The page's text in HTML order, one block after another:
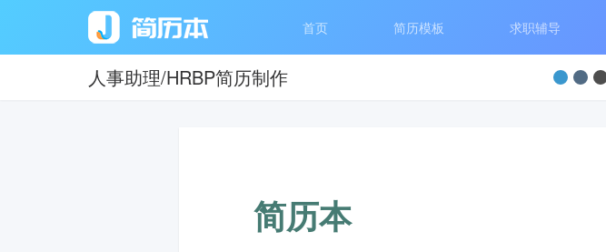
首页 简历模板 求职辅导
人事助理/HRBP简历制作
简历本